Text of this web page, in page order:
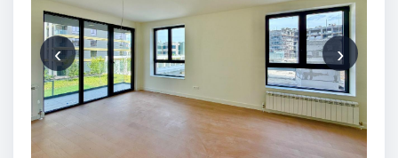
‹ ›